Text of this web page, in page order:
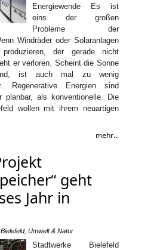
Energiewende Es ist
eins der großen
Probleme der
Windräder oder Solaranlagen
der gerade nicht
er verloren. Scheint die Sonne
ist auch mal zu wenig
Regenerative Energien sind
planbar, als konventionelle. Die
wollen mit ihrem neuartigen
mehr...
geht
Jahr in
Bielefeld, Umwelt & Natur
Stadtwerke Bielefeld